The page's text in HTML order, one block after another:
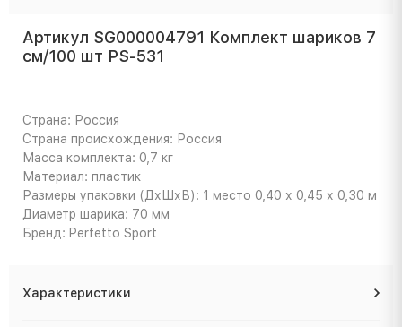
Артикул SG000004791 Комплект шариков 7
см/100 шт PS-531
Страна: Россия
Страна происхождения: Россия
Масса комплекта: 0,7 кг
Материал: пластик
Размеры упаковки (ДхШхВ): 1 место 0,40 х 0,45 х 0,30 м
Диаметр шарика: 70 мм
Бренд: Perfetto Sport
Характеристики